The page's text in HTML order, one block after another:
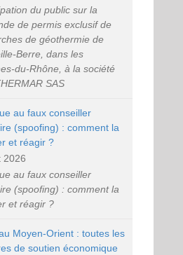
du public sur la
de permis exclusif de
de géothermie de
Berre, dans les
du-Rhône, à la société
SAS
au faux conseiller
(spoofing) : comment la
et réagir ?
2026
au faux conseiller
(spoofing) : comment la
et réagir ?
Moyen-Orient : toutes les
de soutien économique